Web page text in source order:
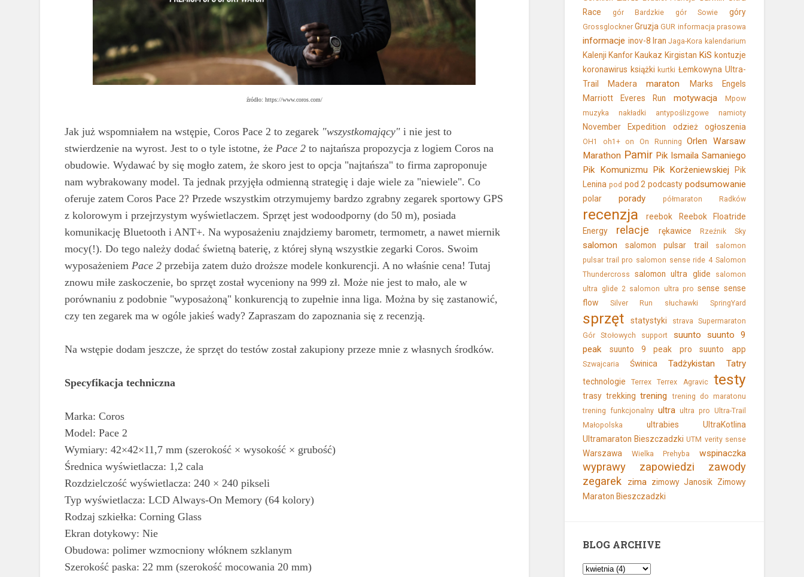
źródło: https://www.coros.com/
Jak już wspomniałem na wstępie, Coros Pace 2 to zegarek "wszystkomający"i nie jest to
stwierdzenie na wyrost. Jest to o tyle istotne, żePace 2 to najtańsza propozycja z logiem Coros na
obudowie. Wydawać by się mogło zatem, że skoro jest to opcja "najtańsza" to firma zaproponuje
nam wybrakowany model. Ta jednak przyjęła odmienną strategię i daje wiele za "niewiele". Co
oferuje zatem Coros Pace 2? Przede wszystkim otrzymujemy bardzo zgrabny zegarek sportowy GPS
z kolorowym i przejrzystym wyświetlaczem. Sprzęt jest wodoodporny (do 50 m), posiada
komunikację Bluetooth i ANT+. Na wyposażeniu znajdziemy barometr, termometr, a nawet miernik
mocy(!). Do tego należy dodać świetną baterię, z której słyną wszystkie zegarki Coros. Swoim
wyposażeniemPace 2 przebija zatem dużo droższe modele konkurencji. A no właśnie cena! Tutaj
znowu miłe zaskoczenie, bo sprzęt został wyceniony na 999 zł. Może nie jest to mało, ale w
porównaniu z podobnie "wyposażoną" konkurencją to zupełnie inna liga. Można by się zastanowić,
czy ten zegarek ma w ogóle jakieś wady? Zapraszam do zapoznania się z recenzją.
Na wstępie dodam jeszcze, że sprzęt do testów został zakupiony przeze mnie z własnych środków.
Specyfikacja techniczna
Marka: Coros
Model: Pace 2
Wymiary: 42×42×11,7 mm (szerokość × wysokość × grubość)
Średnica wyświetlacza: 1,2 cala
Rozdzielczość wyświetlacza: 240 × 240 pikseli
Typ wyświetlacza: LCD Always-On Memory (64 kolory)
Rodzaj szkiełka: Corning Glass
Ekran dotykowy: Nie
Obudowa: polimer wzmocniony włóknem szklanym
Szerokość paska: 22 mm (szerokość mocowania 20 mm)
Race
gór Bardzkie gór Sowie góry
Grossglockner Gruzja GUR informacja prasowa
informacje inov-8 Iran Jaga-Kora kalendarium
Kalenji Kanfor Kaukaz Kirgistan KiS kontuzje
koronawirus książki kurtki Łemkowyna Ultra-
Trail
Madera maraton
Marks Engels
Marriott Everes Run
motywacja
Mpow
muzyka
nakładki antypoślizgowe namioty
November Expedition odzież ogłoszenia
OH1 oh1+ on On Running
Orlen Warsaw
Marathon Pamir Pik Ismaila Samaniego
Pik Komunizmu
Pik Korżeniewskiej
Pik
Lenina pod pod 2 podcasty podsumowanie
polar porady półmaraton Radków
recenzja reebok
Reebok Floatride
Energy
relacje rękawice Rzeźnik Sky
salomon salomon pulsar trail
salomon
pulsar trail pro salomon sense ride 4 Salomon
Thundercross
salomon ultra glide
salomon
ultra glide 2 salomon ultra pro sense sense
flow
Silver Run słuchawki SpringYard
sprzęt statystyki strava
Supermaraton
Gór Stołowych
support suunto
suunto 9
peak
suunto 9 peak pro suunto app
Szwajcaria Świnica Tadżykistan Tatry
technologie Terrex Terrex Agravic testy
trasy trekking trening
trening do maratonu
trening funkcjonalny ultra ultra pro Ultra-Trail
Małopolska
ultrabies
UltraKotlina
Ultramaraton Bieszczadzki UTM verity sense
Warszawa Wielka Prehyba wspinaczka
wyprawy zapowiedzi
zawody
zegarek
zima zimowy Janosik Zimowy
Maraton Bieszczadzki
BLOG ARCHIVE